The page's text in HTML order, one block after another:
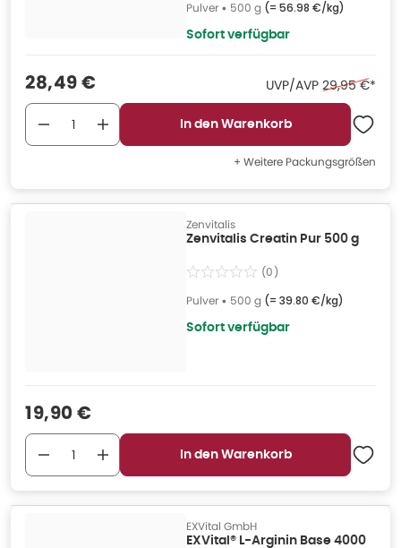
Pulver • 500 g (= 56.98 €/kg)
Sofort verfügbar
Verkaufspreis
28,49 € UVP/AVP Ehemaliger
29,95 €*
In den Warenkorb
+ Weitere Packungsgrößen
Zenvitalis
Zenvitalis Creatin Pur 500 g
(0)
Pulver • 500 g (= 39.80 €/kg)
Sofort verfügbar
Verkaufspreis
19,90 €
In den Warenkorb
EXVital GmbH
EXVital® L-Arginin Base 4000